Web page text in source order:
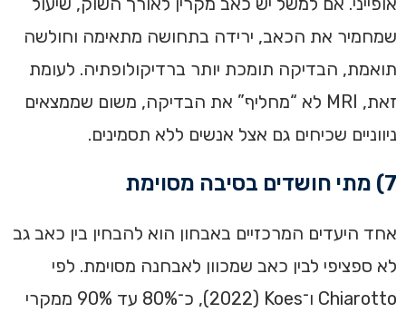
שמחמיר את הכאב, ירידה בתחושה מתאימה וחולשה
תואמת, הבדיקה תומכת יותר ברדיקולופתיה. לעומת
זאת, MRI לא “מחליף” את הבדיקה, משום שממצאים
ניווניים שכיחים גם אצל אנשים ללא תסמינים.
7) מתי חושדים בסיבה מסוימת
אחד היעדים המרכזיים באבחון הוא להבחין בין כאב גב
לא ספציפי לבין כאב שמכוון לאבחנה מסוימת. לפי
Chiarotto ו־Koes ‏(2022), כ־80% עד 90% ממקרי